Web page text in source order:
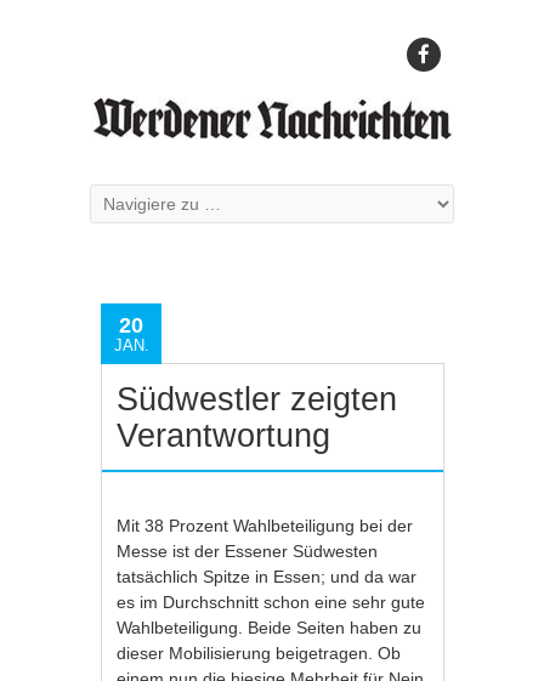
20
JAN.
Südwestler zeigten
Verantwortung
Mit 38 Prozent Wahlbeteiligung bei der
Messe ist der Essener Südwesten
tatsächlich Spitze in Essen; und da war
es im Durchschnitt schon eine sehr gute
Wahlbeteiligung. Beide Seiten haben zu
dieser Mobilisierung beigetragen. Ob